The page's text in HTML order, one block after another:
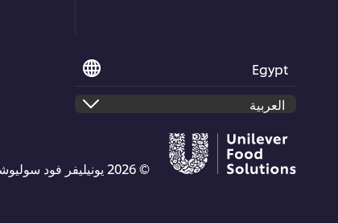
Egypt
© 2026 يونيليفر فود سوليوشنز جميع الحقوق محفوظة